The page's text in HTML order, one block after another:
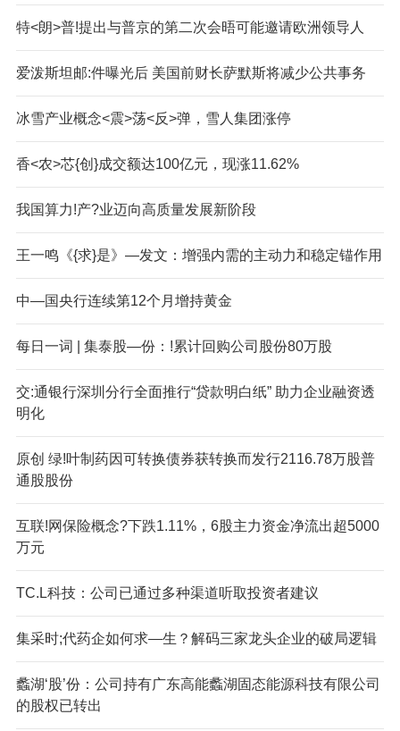
特<朗>普!提出与普京的第二次会晤可能邀请欧洲领导人
爱泼斯坦邮:件曝光后 美国前财长萨默斯将减少公共事务
冰雪产业概念<震>荡<反>弹，雪人集团涨停
香<农>芯{创}成交额达100亿元，现涨11.62%
我国算力!产?业迈向高质量发展新阶段
王一鸣《{求}是》—发文：增强内需的主动力和稳定锚作用
中—国央行连续第12个月增持黄金
每日一词 | 集泰股—份：!累计回购公司股份80万股
交:通银行深圳分行全面推行“贷款明白纸” 助力企业融资透
明化
原创 绿!叶制药因可转换债券获转换而发行2116.78万股普
通股股份
互联!网保险概念?下跌1.11%，6股主力资金净流出超5000
万元
TC.L科技：公司已通过多种渠道听取投资者建议
集采时;代药企如何求—生？解码三家龙头企业的破局逻辑
蠡湖‘股’份：公司持有广东高能蠡湖固态能源科技有限公司
的股权已转出